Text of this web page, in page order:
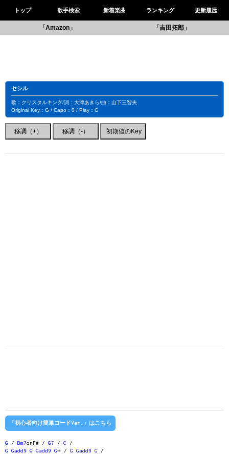
トップ 歌手検索 新着楽曲 ランキング 更新履歴
「Amazon」 「吉田拓郎」
セシル
歌：クリスタルキング/詞：大津あきら/曲：山下三智夫
Original Key：G / Capo：0 / Play：G
「初心者向け簡単コードVer.」はこちら
G / Bm7onF# / G7 / C /
G
Gadd9 G Gadd9 G→ / G Gadd9 G /